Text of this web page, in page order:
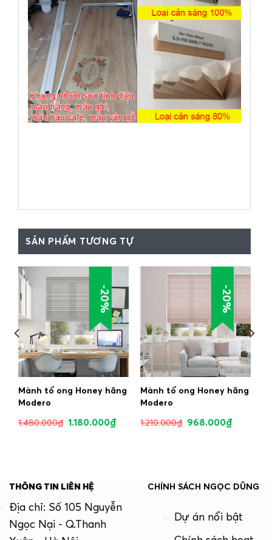
SẢN PHẨM TƯƠNG TỰ
-20%
Mành tổ ong Honey hãng
Modero
1.480.000₫ 1.180.000₫
-20%
Mành tổ ong Honey hãng
Modero
1.210.000₫ 968.000₫
THÔNG TIN LIÊN HỆ
Địa chỉ: Số 105 Nguyễn
Ngọc Nại - Q.Thanh
CHÍNH SÁCH NGỌC DŨNG
Dự án nổi bật